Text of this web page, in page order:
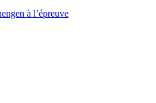
à l’épreuve